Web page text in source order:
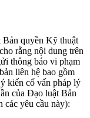
Bản quyền Kỹ thuật
rằng nội dung trên
thông báo vi phạm
liên hệ bao gồm
kiến cố vấn pháp lý
của Đạo luật Bản
các yêu cầu này):